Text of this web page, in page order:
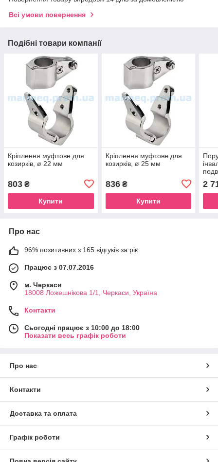
Всі умови повернення
Подібні товари компанії
Кріплення муфтове для
козирків, ø 22 мм
803 ₴
Купити
Кріплення муфтове для
козирків, ø 25 мм
836₴
Купити
2
Про нас
96% позитивних з 165 відгуків за рік
Працює з 07.07.2016
м. Черкаси
18008 Ложешнікова 1/1, Черкаси, Україна
Контакти
Сьогодні працює з 10:00 до 18:00
Показати весь графік роботи
Про нас
Контакти
Доставка та оплата
Графік роботи